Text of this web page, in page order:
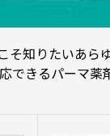
知りたいあら
できるパーマ